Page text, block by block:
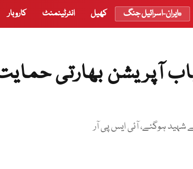
ایران-اسرائیل جنگ کھیل انٹرٹینمنٹ کاروبار
آپریشن بھارتی
شہید ہوگئے، آئی ایس پی آر